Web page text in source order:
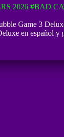
2026 #BAD
Game 3
en español y